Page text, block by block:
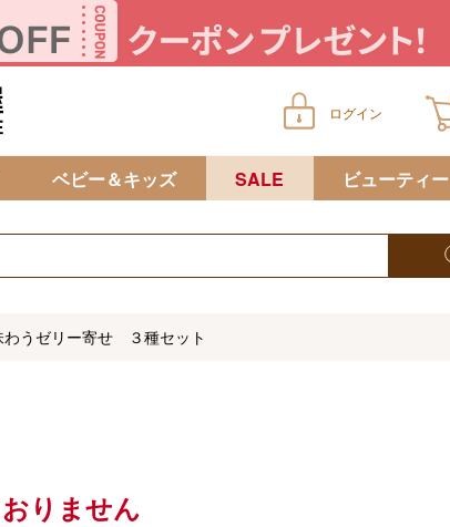
ログイン
カートに商品が入っていません
ベビー＆キッズ SALE ビューティー
うゼリー寄せ ３種セット
りません